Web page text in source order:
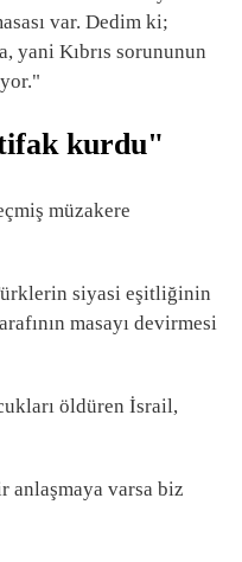
var. Dedim ki;
yani Kıbrıs sorununun
kurdu"
müzakere
siyasi eşitliğinin
masayı devirmesi
öldüren İsrail,
anlaşmaya varsa biz